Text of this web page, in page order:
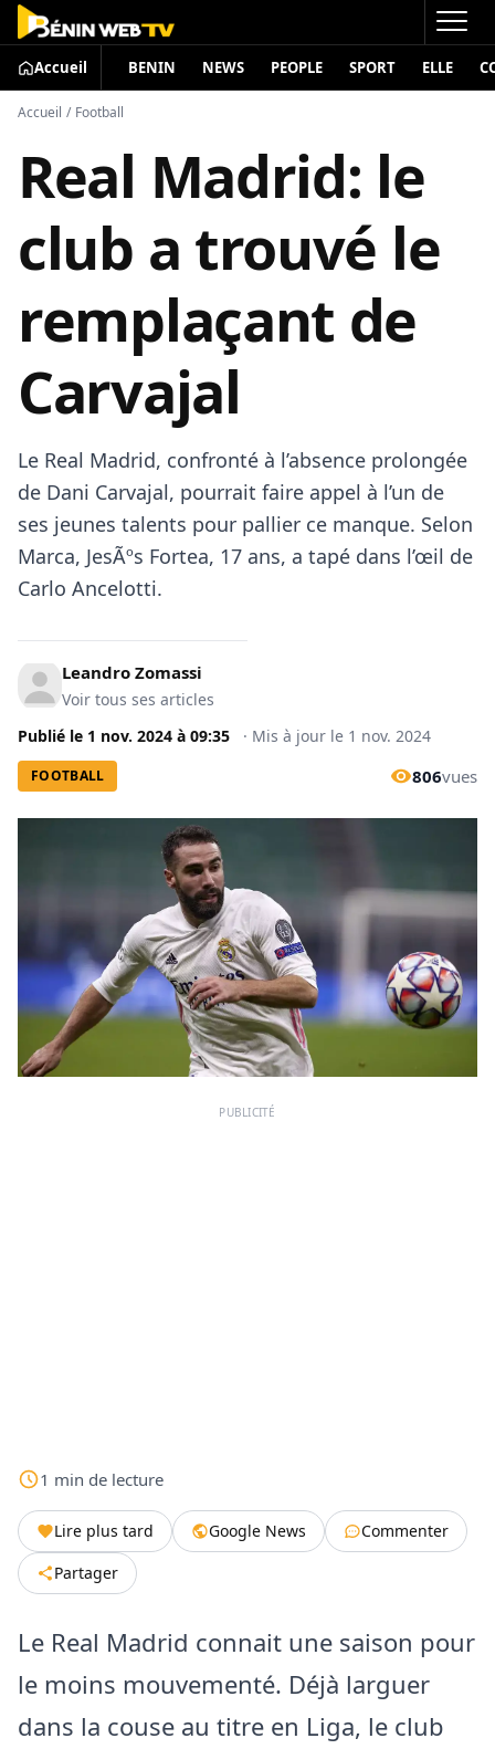
Accueil BENIN NEWS PEOPLE SPORT ELLE
Accueil / Football
Real Madrid: le
club a trouvé le
remplaçant de
Carvajal
Le Real Madrid, confronté à l’absence prolongée
de Dani Carvajal, pourrait faire appel à l’un de
ses jeunes talents pour pallier ce manque. Selon
Marca, JesÃºs Fortea, 17 ans, a tapé dans l’œil de
Carlo Ancelotti.
Leandro Zomassi
Voir tous ses articles
Publié le 1 nov. 2024 à 09:35 · Mis à jour le 1 nov. 2024
FOOTBALL 806vues
PUBLICITÉ
1 min de lecture
Lire plus tard Google News
Commenter
Partager
Le Real Madrid connait une saison pour
le moins mouvementé. Déjà larguer
dans la couse au titre en Liga, le club